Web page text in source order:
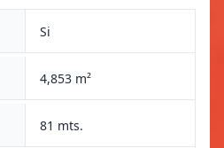
Si
4,853 m²
81 mts.